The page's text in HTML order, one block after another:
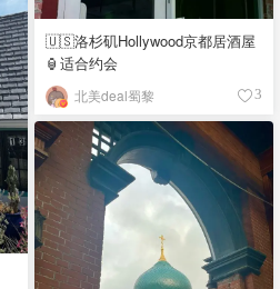
🇺🇸洛杉矶Hollywood京都居酒屋
🏮适合约会
北美deal蜀黎 3